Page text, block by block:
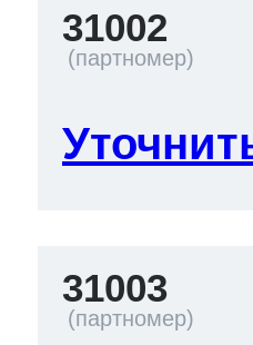
31002
31003